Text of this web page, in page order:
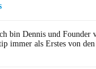
bin Dennis und Founder
immer als Erstes von den